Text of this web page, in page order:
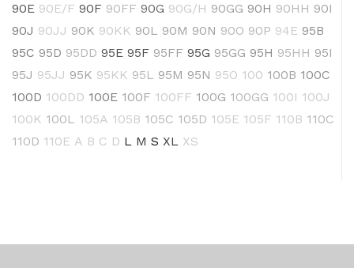
90E 90E/F 90F 90FF 90G 90G/H 90GG 90H 90HH 90I
90J 90JJ 90K 90KK 90L 90M 90N 90O 90P 94E 95B
95C 95D 95DD 95E 95F 95FF 95G 95GG 95H 95HH 95I
95J 95JJ 95K 95KK 95L 95M 95N 95O 100 100B 100C
100D 100DD 100E 100F 100FF 100G 100GG 100I 100J
100K 100L 105A 105B 105C 105D 105E 105F 110B 110C
110D 110E A B C D L M S XL XS